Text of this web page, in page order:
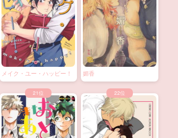
メイク・ユー・ハッピー！ 媚香